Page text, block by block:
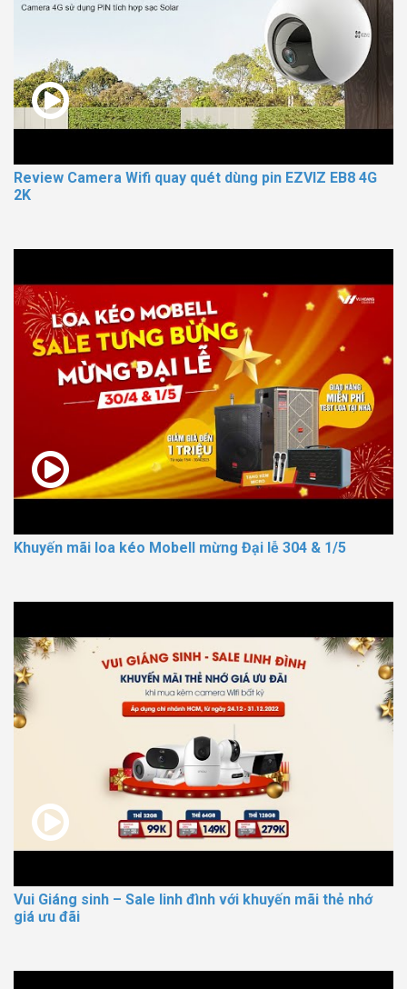
Review Camera Wifi quay quét dùng pin EZVIZ EB8 4G
2K
Khuyến mãi loa kéo Mobell mừng Đại lễ 304 & 1/5
Vui Giáng sinh – Sale linh đình với khuyến mãi thẻ nhớ
giá ưu đãi